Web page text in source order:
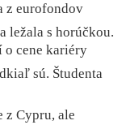
z eurofondov
ležala s horúčkou.
o cene kariéry
sú. Študenta
z Cypru, ale